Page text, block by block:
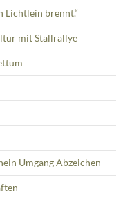
Lichtlein brennt.“
mit Stallrallye
Umgang Abzeichen